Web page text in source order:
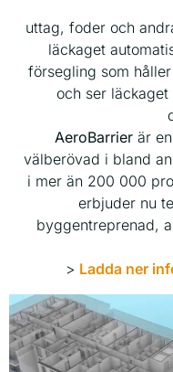
uttag, foder och
läckaget
försegling som
och ser
AeroBarrierär en
välberövad i bland
i mer än 200 000
erbjuder nu
byggentreprenad,
> Ladda ner